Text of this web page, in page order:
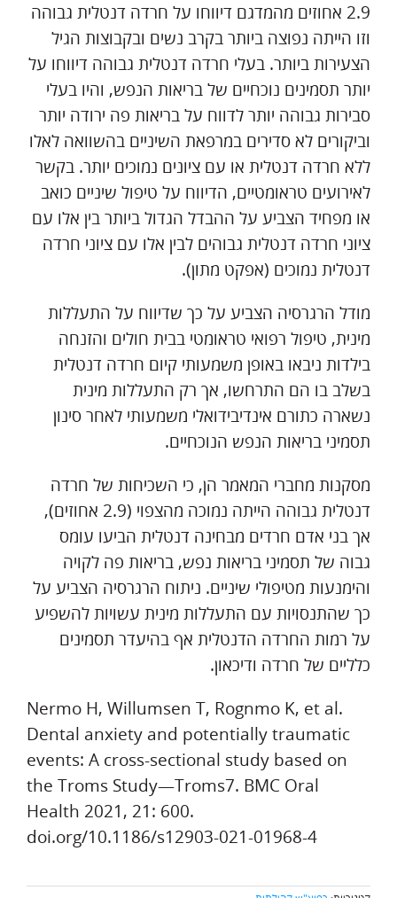
2.9 אחוזים מהמדגם דיווחו על חרדה דנטלית גבוהה
וזו הייתה נפוצה ביותר בקרב נשים ובקבוצות הגיל
הצעירות ביותר. בעלי חרדה דנטלית גבוהה דיווחו על
יותר תסמינים נוכחיים של בריאות הנפש, והיו בעלי
סבירות גבוהה יותר לדווח על בריאות פה ירודה יותר
וביקורים לא סדירים במרפאת השיניים בהשוואה לאלו
ללא חרדה דנטלית או עם ציונים נמוכים יותר. בקשר
לאירועים טראומטיים, הדיווח על טיפול שיניים כואב
או מפחיד הצביע על ההבדל הגדול ביותר בין אלו עם
ציוני חרדה דנטלית גבוהים לבין אלו עם ציוני חרדה
דנטלית נמוכים (אפקט מתון).
מודל הרגרסיה הצביע על כך שדיווח על התעללות
מינית, טיפול רפואי טראומטי בבית חולים והזנחה
בילדות ניבאו באופן משמעותי קיום חרדה דנטלית
בשלב בו הם התרחשו, אך רק התעללות מינית
נשארה כתורם אינדיבידואלי משמעותי לאחר סינון
תסמיני בריאות הנפש הנוכחיים.
מסקנות מחברי המאמר הן, כי השכיחות של חרדה
דנטלית גבוהה הייתה נמוכה מהצפוי (2.9 אחוזים),
אך בני אדם חרדים מבחינה דנטלית הביעו עומס
גבוה של תסמיני בריאות נפש, בריאות פה לקויה
והימנעות מטיפולי שיניים. ניתוח הרגרסיה הצביע על
כך שהתנסויות עם התעללות מינית עשויות להשפיע
על רמות החרדה הדנטלית אף בהיעדר תסמינים
כלליים של חרדה ודיכאון.
Nermo H, Willumsen T, Rognmo K, et al.
Dental anxiety and potentially traumatic
events: A cross‑sectional study based on
the Troms Study—Troms7. BMC Oral
Health 2021, 21: 600.
doi.org/10.1186/s12903-021-01968-4